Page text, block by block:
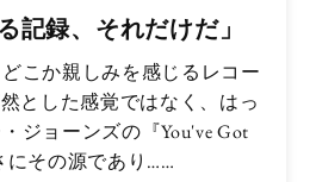
記録、それだけだ」
こか親しみを感じるレコー
した感覚ではなく、はっ
ジョーンズの『You've Got
にその源であり……